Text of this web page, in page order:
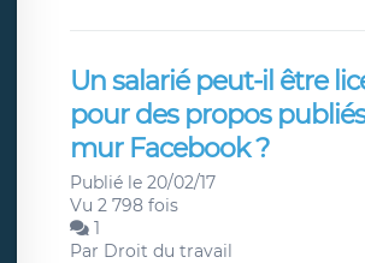
Un salarié peut-il être
pour des propos
mur Facebook ?
Publié le 20/02/17
Vu 2 798 fois
1
Par Droit du travail